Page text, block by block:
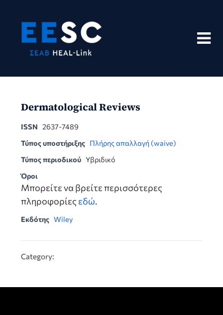
content
Dermatological Reviews
ISSN 2637-7489
Τύπος υποστήριξης Πλήρης απαλλαγή (waive)
Τύπος περιοδικού Υβριδικό
Όροι
Μπορείτε να βρείτε περισσότερες
πληροφορίες εδώ.
Εκδότης Wiley
Category: